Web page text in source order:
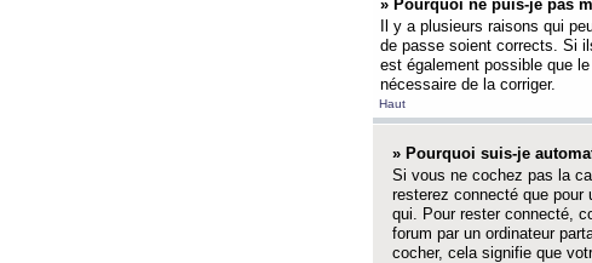
» Pourquoi ne puis-je pas
Il y a plusieurs raisons qui
de passe soient corrects. Si
est également possible que
nécessaire de la corriger.
Haut
» Pourquoi suis-je
Si vous ne cochez pas la
resterez connecté que pour
qui. Pour rester connecté,
forum par un ordinateur
cocher, cela signifie que